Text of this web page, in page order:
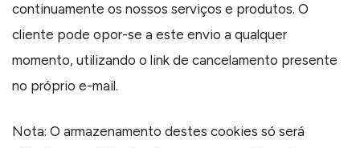
continuamente os nossos serviços e produtos. O
cliente pode opor-se a este envio a qualquer
momento, utilizando o link de cancelamento presente
no próprio e-mail.
Nota: O armazenamento destes cookies só será